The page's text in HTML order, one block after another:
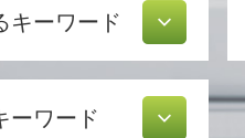
キーワード
ーワード